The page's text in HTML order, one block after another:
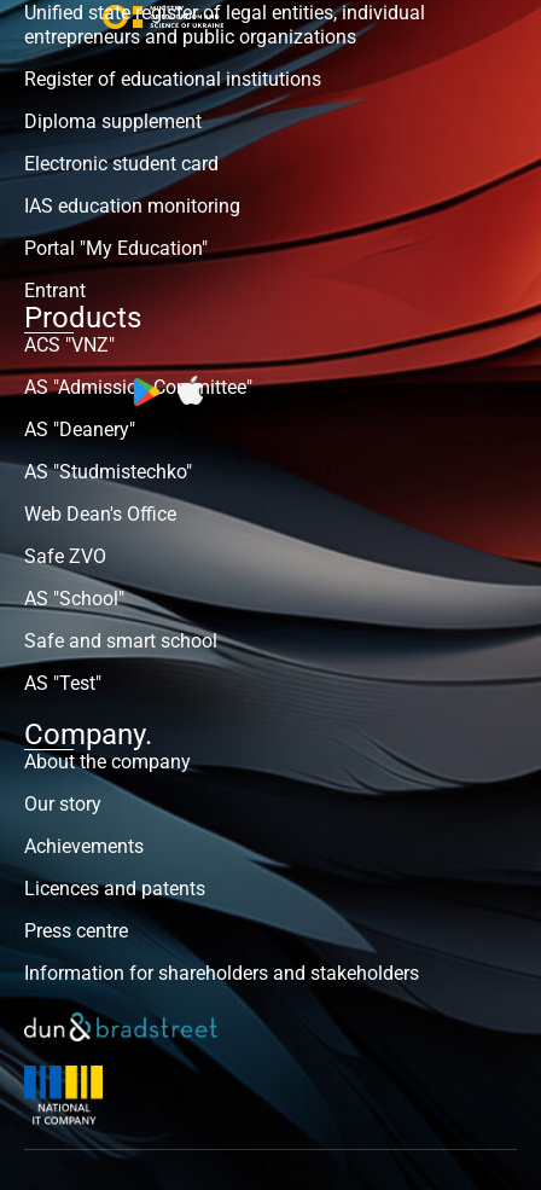
Unified state register of legal entities, individual
entrepreneurs and public organizations
Register of educational institutions
Diploma supplement
Electronic student card
IAS education monitoring
Portal "My Education"
Entrant
Products
ACS "VNZ"
AS "Admission Committee"
AS "Deanery"
AS "Studmistechko"
Web Dean's Office
Safe ZVO
AS "School"
Safe and smart school
AS "Test"
Company.
About the company
Our story
Achievements
Licences and patents
Press centre
Information for shareholders and stakeholders